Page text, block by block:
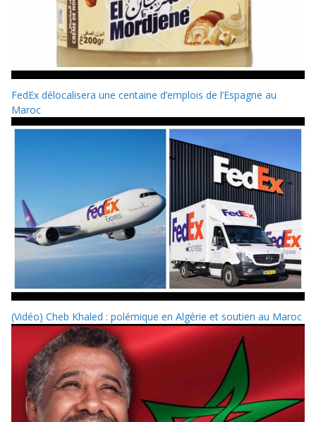
FedEx délocalisera une centaine d’emplois de l’Espagne au
Maroc
(Vidéo) Cheb Khaled : polémique en Algérie et soutien au Maroc